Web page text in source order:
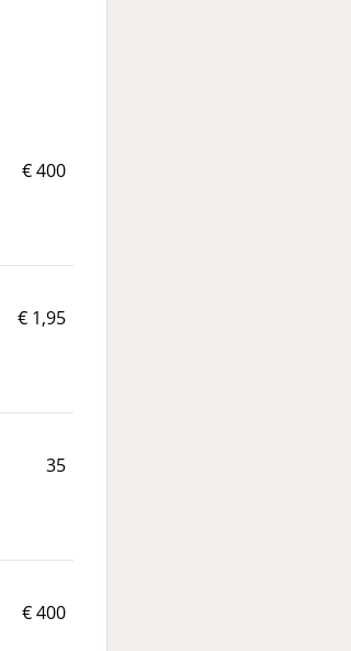
€ 400
€ 1,95
35
€ 400